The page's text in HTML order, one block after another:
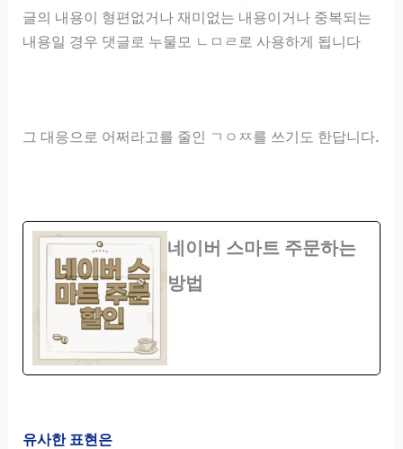
글의 내용이 형편없거나 재미없는 내용이거나 중복되는
내용일 경우 댓글로 누물모 ㄴㅁㄹ로 사용하게 됩니다
그 대응으로 어쩌라고를 줄인 ㄱㅇㅉ를 쓰기도 한답니다.
네이버 스마트 주문하는
방법
유사한 표현은